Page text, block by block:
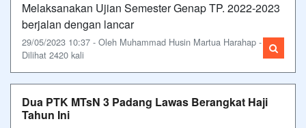
Melaksanakan Ujian Semester Genap TP. 2022-2023
berjalan dengan lancar
29/05/2023 10:37 - Oleh Muhammad Husin Martua Harahap -
Dilihat 2420 kali
Dua PTK MTsN 3 Padang Lawas Berangkat Haji
Tahun Ini